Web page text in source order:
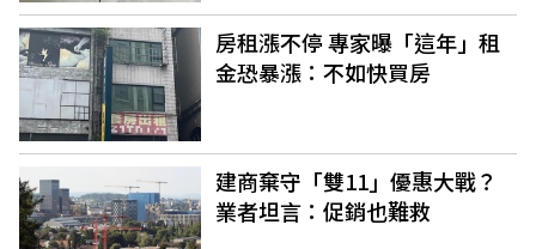
房租漲不停 專家曝「這年」租
金恐暴漲：不如快買房
建商棄守「雙11」優惠大戰？
業者坦言：促銷也難救